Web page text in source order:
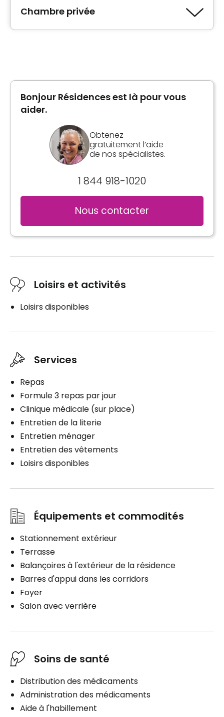
Chambre privée
Informations générales
Chambre simple petite ou grande
Formule tout inclus disponible
Possibilité d'obtenir une chambre avec
toilette et lavabo
Bonjour Résidences est là pour vous
aider.
Obtenez
gratuitement l’aide
de nos spécialistes.
1 844 918-1020
Nous contacter
Loisirs et activités
Loisirs disponibles
Services
Repas
Formule 3 repas par jour
Clinique médicale (sur place)
Entretien de la literie
Entretien ménager
Entretien des vêtements
Loisirs disponibles
Équipements et commodités
Stationnement extérieur
Terrasse
Balançoires à l'extérieur de la résidence
Barres d'appui dans les corridors
Foyer
Salon avec verrière
Soins de santé
Distribution des médicaments
Administration des médicaments
Aide à l'habillement